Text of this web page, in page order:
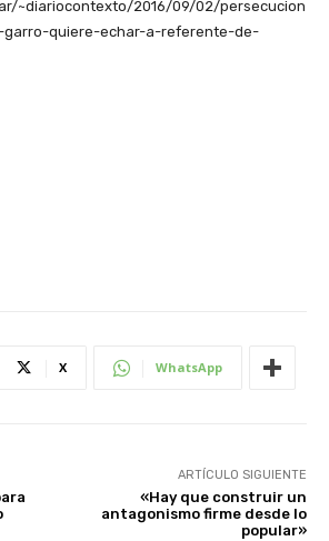
~diariocontexto/2016/09/02/persecucion
quiere-echar-a-referente-de-
X WhatsApp
ARTÍCULO SIGUIENTE
«Hay que construir un
antagonismo firme desde lo
popular»